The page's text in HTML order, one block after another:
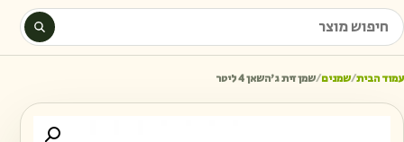
חיפוש מוצר
עמוד הבית/שמנים/שמן זית ג׳השאן 4 ליטר